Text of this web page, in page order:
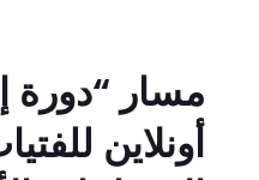
مسار “دورة
أونلاين